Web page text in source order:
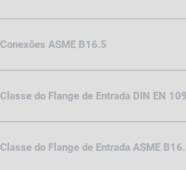
Conexões ASME B16.5
Classe do Flange de Entrada DIN EN
Classe do Flange de Entrada ASME